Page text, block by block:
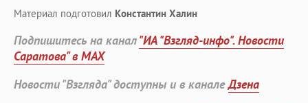
Материал подготовил Константин Халин
Подпишитесь на канал"ИА "Взгляд-инфо". Новости
Саратова" в MAX
Новости "Взгляда" доступны и в каналеДзена